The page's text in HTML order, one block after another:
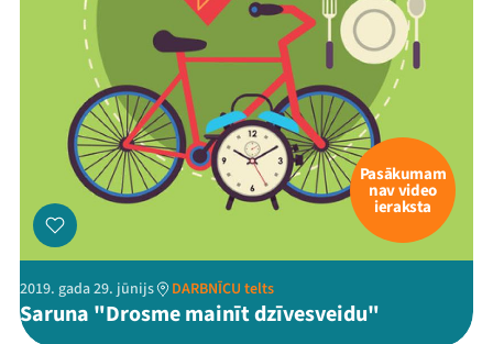
Pasākumam
nav video
ieraksta
2019. gada 29. jūnijs DARBNĪCU telts
Saruna "Drosme mainīt dzīvesveidu"